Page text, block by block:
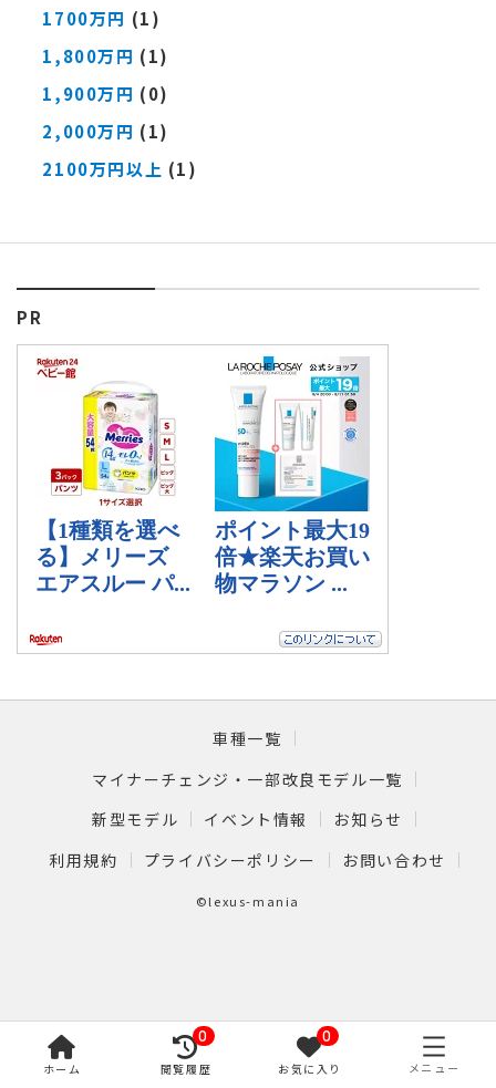
1700万円 (1)
1,800万円 (1)
1,900万円 (0)
2,000万円 (1)
2100万円以上 (1)
PR
車種一覧
マイナーチェンジ・一部改良モデル一覧
新型モデル
イベント情報
お知らせ
利用規約
プライバシーポリシー お問い合わせ
©lexus-mania
ホーム
0
閲覧履歴
0
お気に入り メニュー